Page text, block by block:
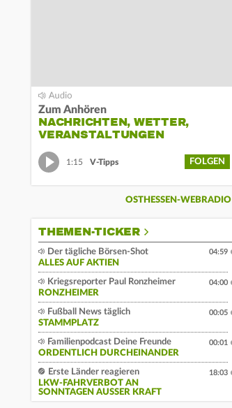
Zum Anhören
NACHRICHTEN, WETTER,
VERANSTALTUNGEN
1:15 V-Tipps FOLGEN
OSTHESSEN-WEBRADIO
THEMEN-TICKER
Der tägliche Börsen-Shot
ALLES AUF AKTIEN
04:59
Kriegsreporter Paul Ronzheimer
RONZHEIMER
04:00
Fußball News täglich
STAMMPLATZ
00:05
Familienpodcast Deine Freunde
ORDENTLICH DURCHEINANDER
00:01
Erste Länder reagieren
LKW-FAHRVERBOT AN
SONNTAGEN AUSSER KRAFT
18:03